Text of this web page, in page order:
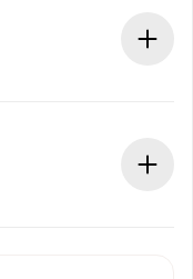
confirme.
ofereceremos